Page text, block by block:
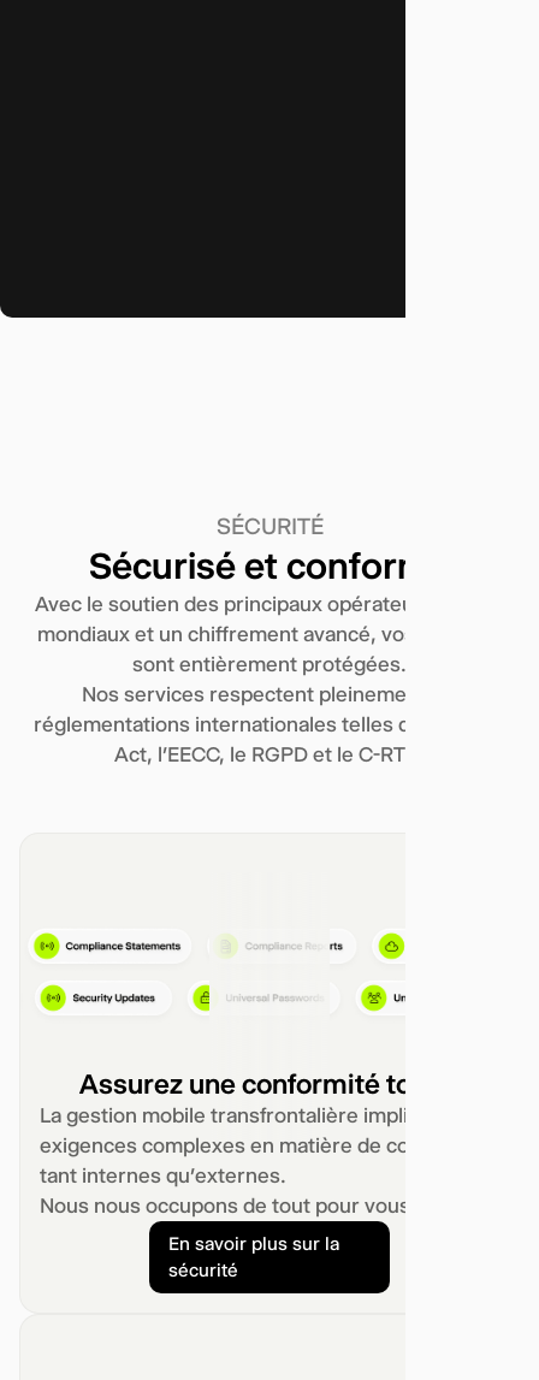
SÉCURITÉ
Sécurisé et conforme
Avec le soutien des principaux opérateurs réseau
mondiaux et un chiffrement avancé, vos données
sont entièrement protégées.
Nos services respectent pleinement les
réglementations internationales telles que le PSTI
Act, l’EECC, le RGPD et le C-RTC.
Assurez une conformité totale
La gestion mobile transfrontalière implique des
exigences complexes en matière de conformité,
tant internes qu’externes.
Nous nous occupons de tout pour vous.
En savoir plus sur la
sécurité